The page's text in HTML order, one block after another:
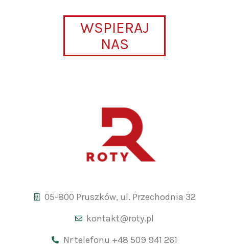
WSPIERAJ
NAS
05-800 Pruszków, ul. Przechodnia 32
kontakt@roty.pl
Nr telefonu +48 509 941 261